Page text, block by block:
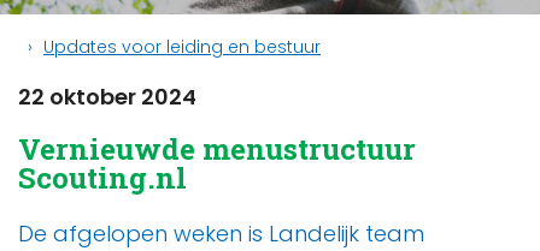
Updates voor leiding en bestuur
22 oktober 2024
Vernieuwde menustructuur
Scouting.nl
De afgelopen weken is Landelijk team